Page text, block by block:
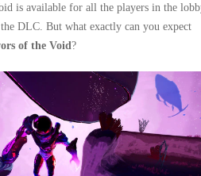
is available for all the players in the
DLC. But what exactly can you expect
of the Void?